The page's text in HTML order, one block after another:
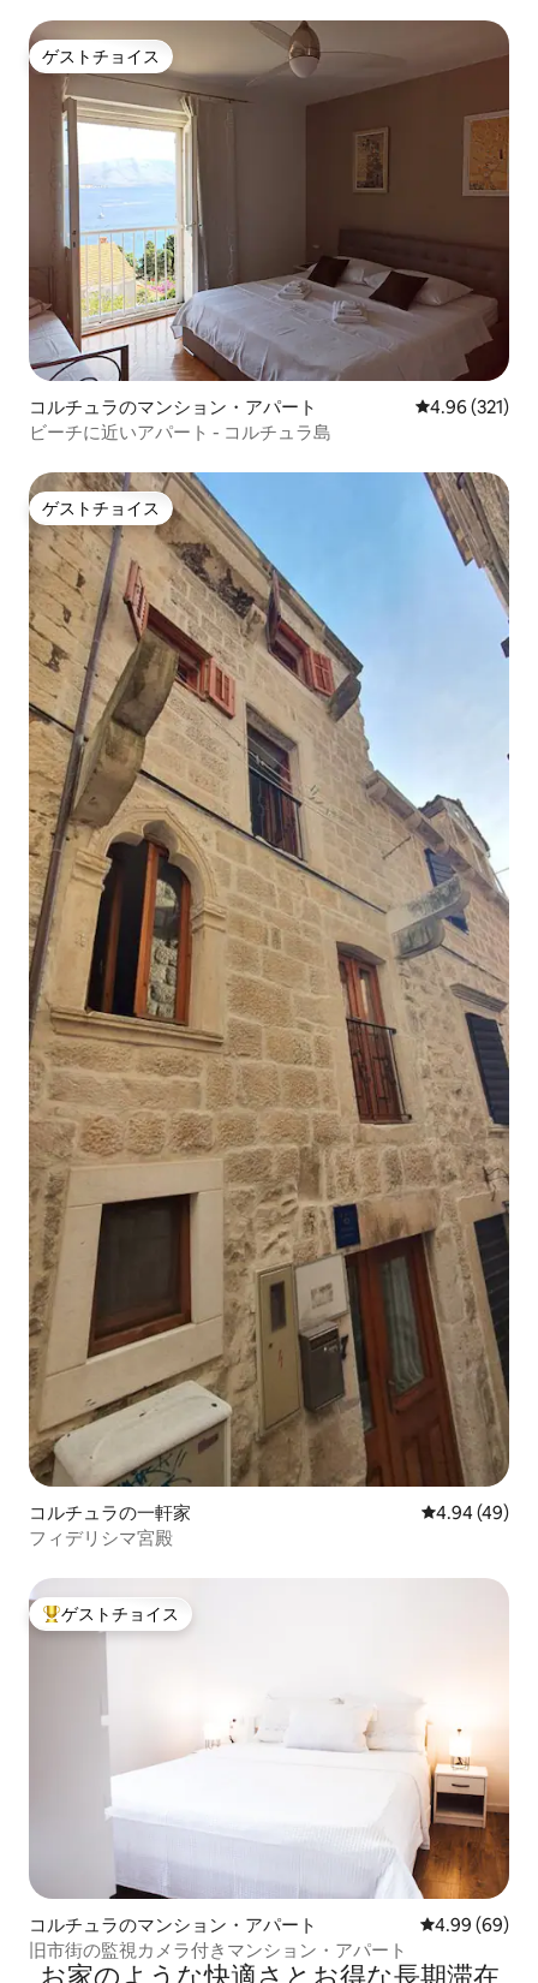
ゲストチョイス
ゲストチョイス
コルチュラのマンション・アパート レビュー321
4.96 (321)
ビーチに近いアパート - コルチュラ島
ゲストチョイス
ゲストチョイス
コルチュラの一軒家 レビュー49
4.94 (49)
フィデリシマ宮殿
大好評のゲストチョイスです。
ゲストチョイス
コルチュラのマンション・アパート レビュー69件
4.99 (69)
旧市街の監視カメラ付きマンション・アパート